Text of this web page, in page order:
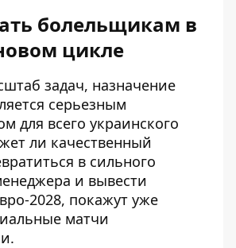
болельщикам в
цикле
задач, назначение
серьезным
для всего украинского
ли качественный
в сильного
и вывести
2028, покажут уже
матчи